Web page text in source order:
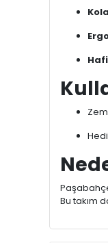
Bu takım